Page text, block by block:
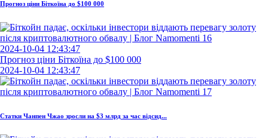
Прогноз ціни Біткоїна до $100 000
2024-10-04 12:43:47
Прогноз ціни Біткоїна до $100 000
2024-10-04 12:43:47
Статки Чанпен Чжао зросли на $3 млрд за час відсид...